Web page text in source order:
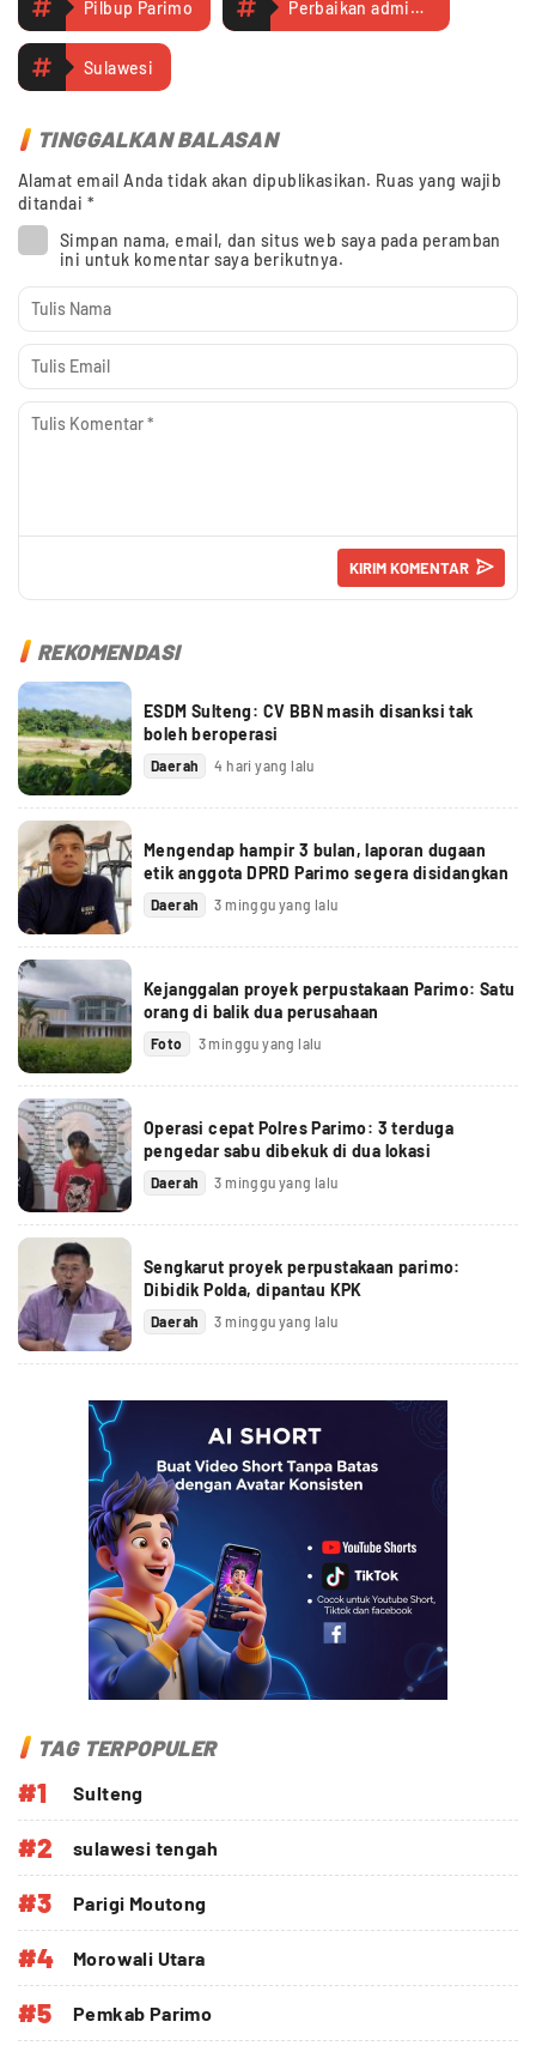
Pilbup Parimo Perbaikan administrasi
Sulawesi
TINGGALKAN BALASAN
Alamat email Anda tidak akan dipublikasikan. Ruas yang wajib
ditandai *
Simpan nama, email, dan situs web saya pada peramban
ini untuk komentar saya berikutnya.
REKOMENDASI
ESDM Sulteng: CV BBN masih disanksi tak
boleh beroperasi
Daerah 4 hari yang lalu
Mengendap hampir 3 bulan, laporan dugaan
etik anggota DPRD Parimo segera disidangkan
Daerah 3 minggu yang lalu
Kejanggalan proyek perpustakaan Parimo: Satu
orang di balik dua perusahaan
Foto 3 minggu yang lalu
Operasi cepat Polres Parimo: 3 terduga
pengedar sabu dibekuk di dua lokasi
Daerah 3 minggu yang lalu
Sengkarut proyek perpustakaan parimo:
Dibidik Polda, dipantau KPK
Daerah 3 minggu yang lalu
TAG TERPOPULER
#1 Sulteng
#2 sulawesi tengah
#3 Parigi Moutong
#4 Morowali Utara
#5 Pemkab Parimo